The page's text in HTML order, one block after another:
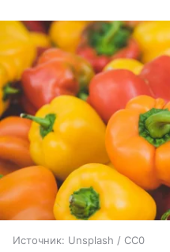
Источник: Unsplash / CC0